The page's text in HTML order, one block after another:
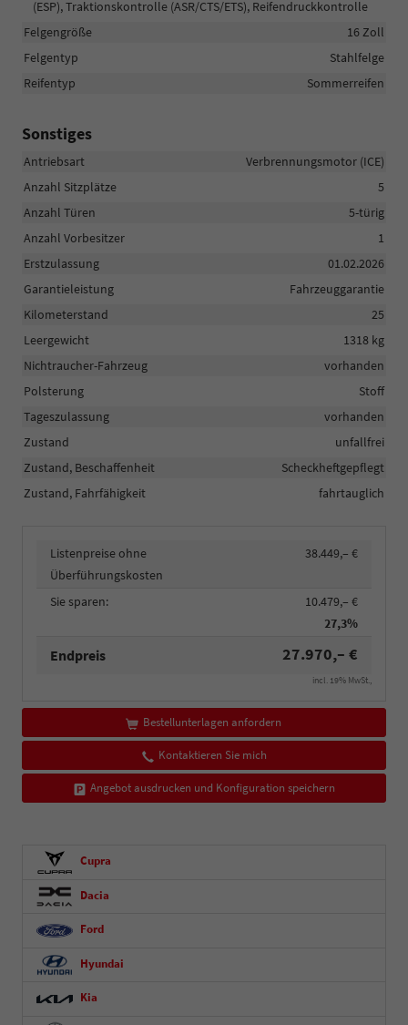
(ESP), Traktionskontrolle (ASR/CTS/ETS), Reifendruckkontrolle
Felgengröße
16 Zoll
Felgentyp
Stahlfelge
Reifentyp
Sommerreifen
Sonstiges
Antriebsart
Verbrennungsmotor (ICE)
Anzahl Sitzplätze
5
Anzahl Türen
5-türig
Anzahl Vorbesitzer
1
Erstzulassung
01.02.2026
Garantieleistung
Fahrzeuggarantie
Kilometerstand
25
Leergewicht
1318 kg
Nichtraucher-Fahrzeug
vorhanden
Polsterung
Stoff
Tageszulassung
vorhanden
Zustand
unfallfrei
Zustand, Beschaffenheit
Scheckheftgepflegt
Zustand, Fahrfähigkeit
fahrtauglich
Listenpreise ohne
Überführungskosten
38.449,– €
Sie sparen:
10.479,– €
27,3%
Endpreis 27.970,– €
incl. 19% MwSt.,
Bestellunterlagen anfordern
Kontaktieren Sie mich
Angebot ausdrucken und Konfiguration speichern
Cupra
Dacia
Ford
Hyundai
Kia